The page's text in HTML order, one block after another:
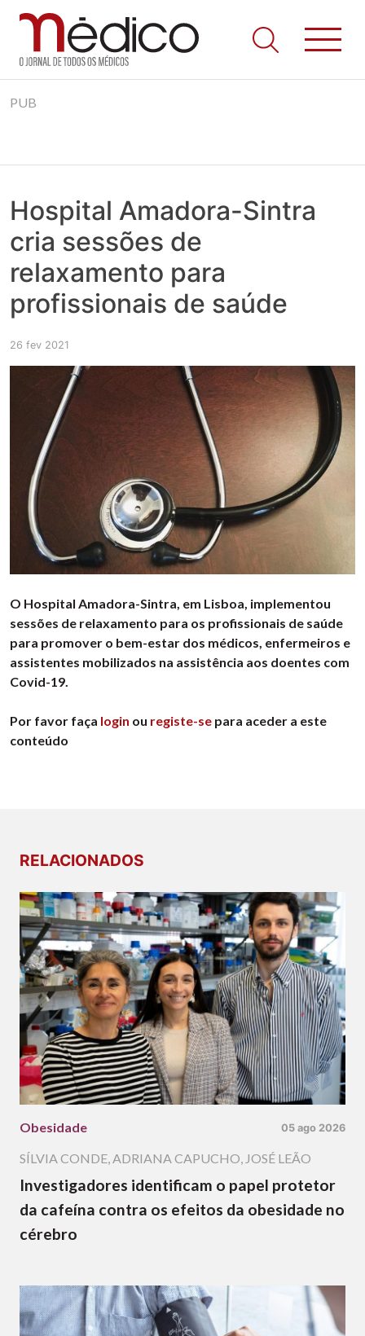
to
Jornal Médico
Médico – O Jornal de Todos os Médicos. Onde as notícias
realmente contam! Tudo o que se passa na Saúde!
PUB
Hospital Amadora-Sintra
cria sessões de
relaxamento para
profissionais de saúde
26 fev 2021
O Hospital Amadora-Sintra, em Lisboa, implementou
sessões de relaxamento para os profissionais de saúde
para promover o bem-estar dos médicos, enfermeiros e
assistentes mobilizados na assistência aos doentes com
Covid-19.
Por favor faça login ou registe-se para aceder a este
conteúdo
RELACIONADOS
Obesidade 05 ago 2026
SÍLVIA CONDE,ADRIANA CAPUCHO, JOSÉ LEÃO
Investigadores identificam o papel protetor
da cafeína contra os efeitos da obesidade no
cérebro